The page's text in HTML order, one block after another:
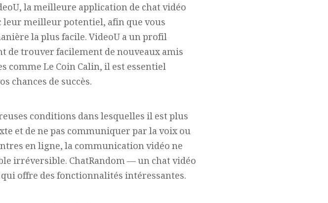
la meilleure application de chat vidéo
leur meilleur potentiel, afin que vous
la plus facile. VideoU a un profil
de trouver facilement de nouveaux amis
comme Le Coin Calin, il est essentiel
chances de succès.
conditions dans lesquelles il est plus
et de ne pas communiquer par la voix ou
en ligne, la communication vidéo ne
irréversible. ChatRandom — un chat vidéo
offre des fonctionnalités intéressantes.